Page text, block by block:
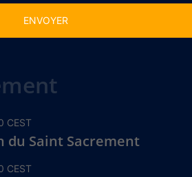
CEST
du Saint Sacrement
CEST